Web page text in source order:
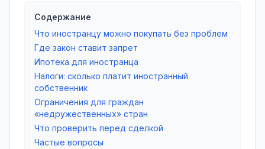
Содержание
Что иностранцу можно покупать без проблем
Где закон ставит запрет
Ипотека для иностранца
Налоги: сколько платит иностранный
собственник
Ограничения для граждан
«недружественных» стран
Что проверить перед сделкой
Частые вопросы